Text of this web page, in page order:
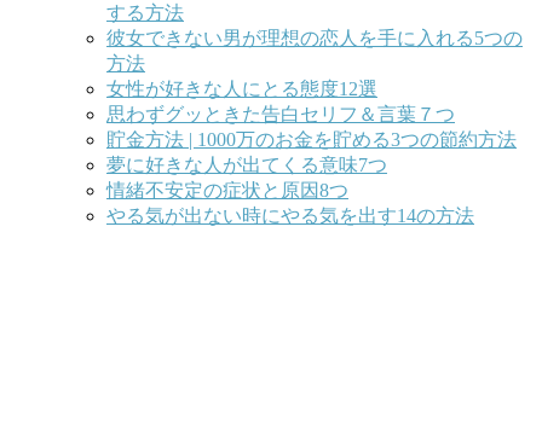
する方法
彼女できない男が理想の恋人を手に入れる5つの
方法
女性が好きな人にとる態度12選
思わずグッときた告白セリフ＆言葉７つ
貯金方法 | 1000万のお金を貯める3つの節約方法
夢に好きな人が出てくる意味7つ
情緒不安定の症状と原因8つ
やる気が出ない時にやる気を出す14の方法